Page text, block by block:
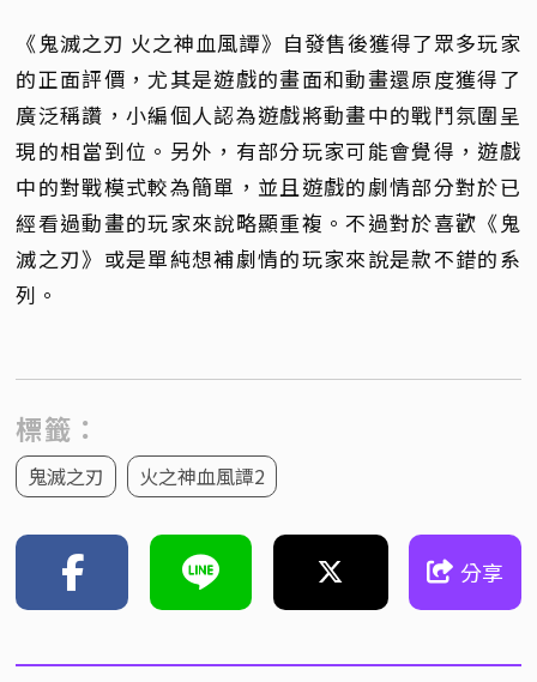
《鬼滅之刃 火之神血風譚》自發售後獲得了眾多玩家
的正面評價，尤其是遊戲的畫面和動畫還原度獲得了
廣泛稱讚，小編個人認為遊戲將動畫中的戰鬥氛圍呈
現的相當到位。另外，有部分玩家可能會覺得，遊戲
中的對戰模式較為簡單，並且遊戲的劇情部分對於已
經看過動畫的玩家來說略顯重複。不過對於喜歡《鬼
滅之刃》或是單純想補劇情的玩家來說是款不錯的系
列。
標籤：
鬼滅之刃 火之神血風譚2
分享